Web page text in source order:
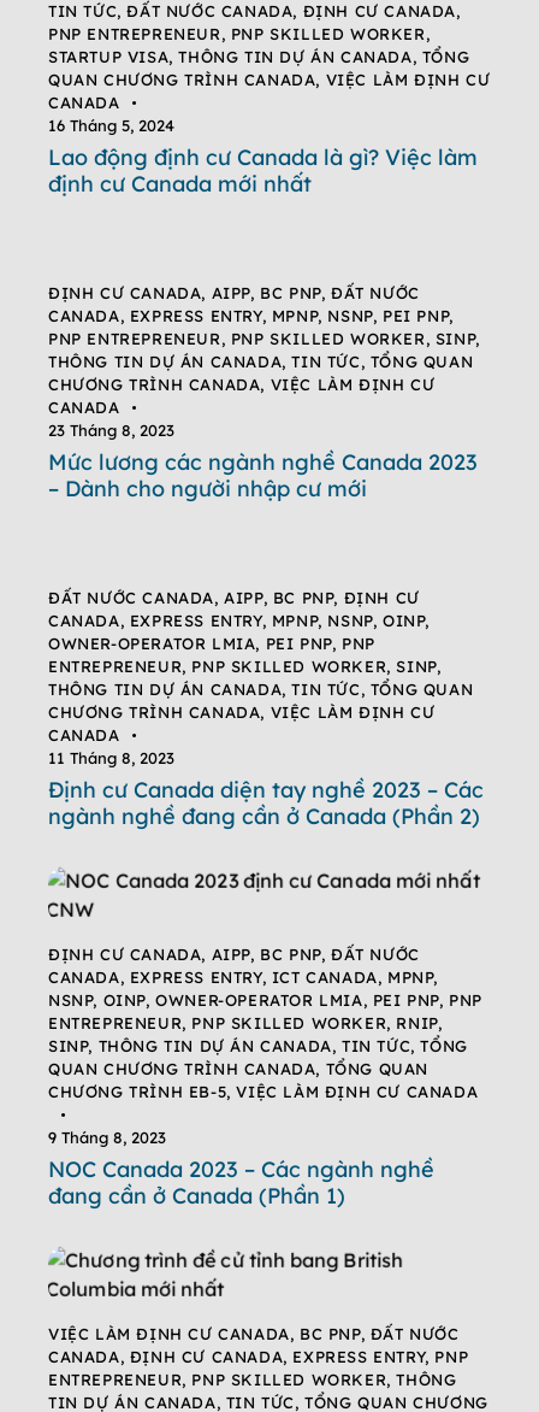
TIN TỨC,ĐẤT NƯỚC CANADA, ĐỊNH CƯ CANADA,
PNP ENTREPRENEUR, PNP SKILLED WORKER,
STARTUP VISA,THÔNG TIN DỰ ÁN CANADA, TỔNG
QUAN CHƯƠNG TRÌNH CANADA, VIỆC LÀM ĐỊNH CƯ
CANADA
16 Tháng 5, 2024
Lao động định cư Canada là gì? Việc làm
định cư Canada mới nhất
ĐỊNH CƯ CANADA, AIPP, BC PNP,ĐẤT NƯỚC
CANADA, EXPRESS ENTRY, MPNP, NSNP, PEI PNP,
PNP ENTREPRENEUR, PNP SKILLED WORKER, SINP,
THÔNG TIN DỰ ÁN CANADA,TIN TỨC, TỔNG QUAN
CHƯƠNG TRÌNH CANADA, VIỆC LÀM ĐỊNH CƯ
CANADA
23 Tháng 8, 2023
Mức lương các ngành nghề Canada 2023
– Dành cho người nhập cư mới
ĐẤT NƯỚC CANADA,AIPP, BC PNP, ĐỊNH CƯ
CANADA, EXPRESS ENTRY, MPNP, NSNP,OINP,
OWNER-OPERATOR LMIA, PEI PNP, PNP
ENTREPRENEUR, PNP SKILLED WORKER,SINP,
THÔNG TIN DỰ ÁN CANADA,TIN TỨC, TỔNG QUAN
CHƯƠNG TRÌNH CANADA, VIỆC LÀM ĐỊNH CƯ
CANADA
11 Tháng 8, 2023
Định cư Canada diện tay nghề 2023 – Các
ngành nghề đang cần ở Canada (Phần 2)
ĐỊNH CƯ CANADA, AIPP, BC PNP,ĐẤT NƯỚC
CANADA, EXPRESS ENTRY, ICT CANADA, MPNP,
NSNP, OINP,OWNER-OPERATOR LMIA, PEI PNP, PNP
ENTREPRENEUR, PNP SKILLED WORKER, RNIP,
SINP, THÔNG TIN DỰ ÁN CANADA,TIN TỨC,TỔNG
QUAN CHƯƠNG TRÌNH CANADA, TỔNG QUAN
CHƯƠNG TRÌNH EB-5,VIỆC LÀM ĐỊNH CƯ CANADA
9 Tháng 8, 2023
NOC Canada 2023 – Các ngành nghề
đang cần ở Canada (Phần 1)
VIỆC LÀM ĐỊNH CƯ CANADA, BC PNP, ĐẤT NƯỚC
CANADA, ĐỊNH CƯ CANADA, EXPRESS ENTRY, PNP
ENTREPRENEUR, PNP SKILLED WORKER,THÔNG
TIN DỰ ÁN CANADA, TIN TỨC,TỔNG QUAN CHƯƠNG